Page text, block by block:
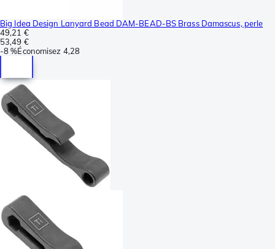
Big Idea Design Lanyard Bead DAM-BEAD-BS Brass Damascus, perle
49,21 €
53,49 €
-8 %Économisez 4,28